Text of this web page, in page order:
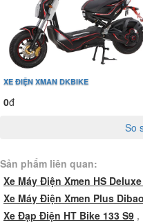
XE ĐIỆN XMAN DKBIKE
0đ
So
Sản phẩm liên quan:
Xe Máy Điện Xmen HS
Xe Máy Điện Xmen Plus
Xe Đạp Điện HT Bike 133 S9 ,